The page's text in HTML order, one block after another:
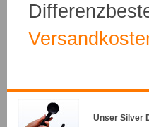
Unser Silver